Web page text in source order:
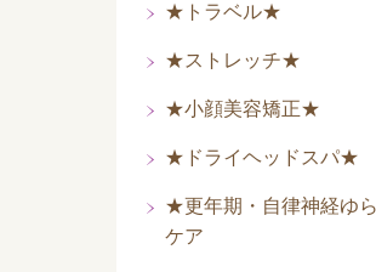
★トラベル★
★ストレッチ★
★小顔美容矯正★
★ドライヘッドスパ★
★更年期・自律神経ゆ
ケア